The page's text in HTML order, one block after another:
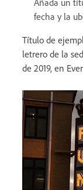
Añada un
fecha y la
Título de
letrero de la
de 2019, en